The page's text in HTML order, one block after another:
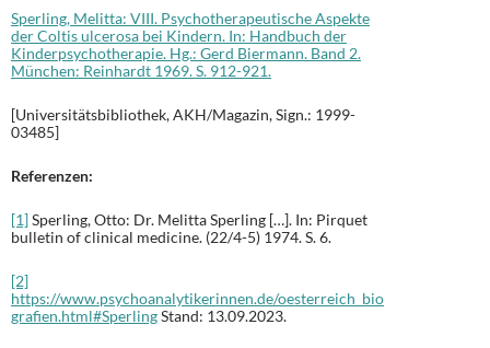
Sperling, Melitta: VIII. Psychotherapeutische Aspekte
der Coltis ulcerosa bei Kindern. In: Handbuch der
Kinderpsychotherapie. Hg.: Gerd Biermann. Band 2.
München: Reinhardt 1969. S. 912-921.
[Universitätsbibliothek, AKH/Magazin, Sign.: 1999-
03485]
Referenzen:
[1]Sperling, Otto: Dr. Melitta Sperling […]. In: Pirquet
bulletin of clinical medicine. (22/4-5) 1974. S. 6.
[2]
https://www.psychoanalytikerinnen.de/oesterreich_bio
grafien.html#SperlingStand: 13.09.2023.